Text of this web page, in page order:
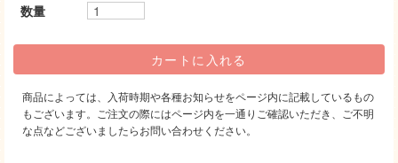
数量
商品によっては、入荷時期や各種お知らせをページ内に記載しているもの
もございます。ご注文の際にはページ内を一通りご確認いただき、ご不明
な点などございましたらお問い合わせください。